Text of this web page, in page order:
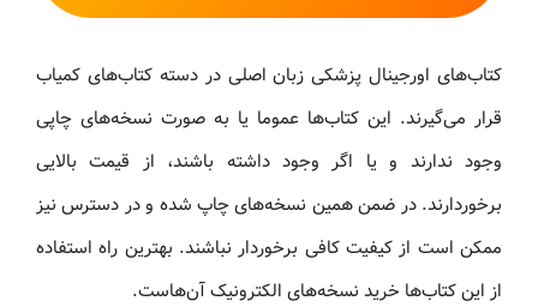
کتاب‌های اورجینال پزشکی زبان اصلی در دسته کتاب‌های کمیاب
قرار می‌گیرند. این کتاب‌ها عموما یا به صورت نسخه‌های چاپی
وجود ندارند و یا اگر وجود داشته باشند، از قیمت بالایی
برخوردارند. در ضمن همین ‌نسخه‌های چاپ شده و در دسترس نیز
ممکن است از کیفیت کافی برخوردار نباشند. بهترین راه استفاده
از این کتاب‌ها خرید نسخه‌های الکترونیک آن‌هاست.